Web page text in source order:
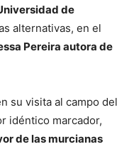
de
alternativas, en el
Pereira autora de
su visita al campo del
idéntico marcador,
de las murcianas